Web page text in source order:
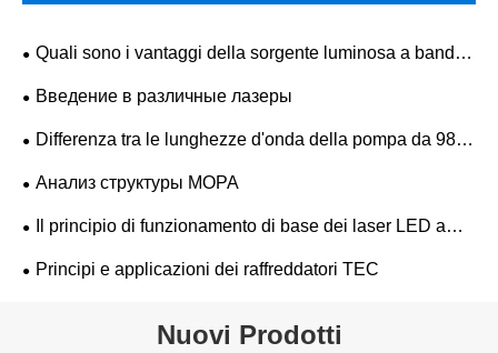
Quali sono i vantaggi della sorgente luminosa a banda
larga ASE rispetto alle sorgenti convenzionali?
Введение в различные лазеры
Differenza tra le lunghezze d'onda della pompa da 980
nm e 1480 nm
Анализ структуры MOPA
Il principio di funzionamento di base dei laser LED a
semiconduttore superluminescenti
Principi e applicazioni dei raffreddatori TEC
Nuovi Prodotti